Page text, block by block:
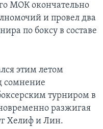
МОК окончательно
и провел два
по боксу в составе
этим летом
сомнение
турниром в
разжигая
Хелиф и Лин.